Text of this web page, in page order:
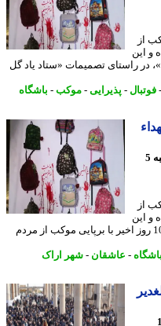
تصمیمات «ستاد یاد گل
-پذیرایی- موکب-باشگاه
ادامه می دهد. - باشگاه آلومینیوم در 10 روز اخیر با برپایی موکب از مردم
-عاشقان-شهر اراک